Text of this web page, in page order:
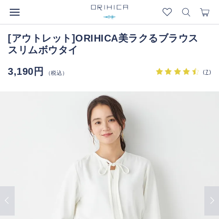
[アウトレット]ORIHICA美ラクるブラウス
スリムボウタイ
3,190円
（税込） (7)